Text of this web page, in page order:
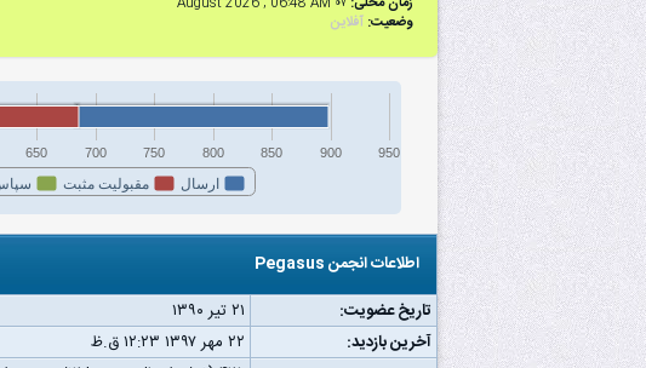
وضعیت: آفلاین
ارسال مقبولیت مثبت
650 700 750 800 850 900 950
اطلاعات انجمن Pegasus
تاریخ عضویت:
۲۱ تیر ۱۳۹۰
آخرین بازدید:
۲۲ مهر ۱۳۹۷ ۱۲:۲۳ ق.ظ